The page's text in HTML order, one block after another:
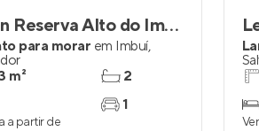
Gran Reserva Alto do Imbui
para morar em Imbuí,
m²
2
1
a partir de